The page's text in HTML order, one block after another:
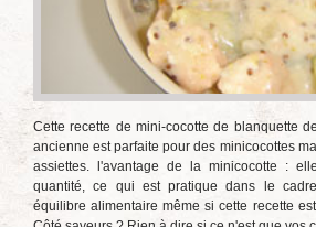
Cette recette de mini-cocotte de blanquette
ancienne est parfaite pour des minicocottes
assiettes. l'avantage de la minicocotte :
quantité, ce qui est pratique dans le
équilibre alimentaire même si cette recette